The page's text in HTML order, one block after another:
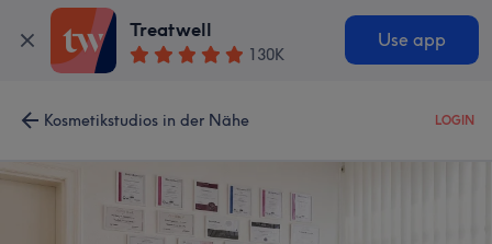
Treatwell
130K
Use app
Kosmetikstudios in der Nähe LOGIN